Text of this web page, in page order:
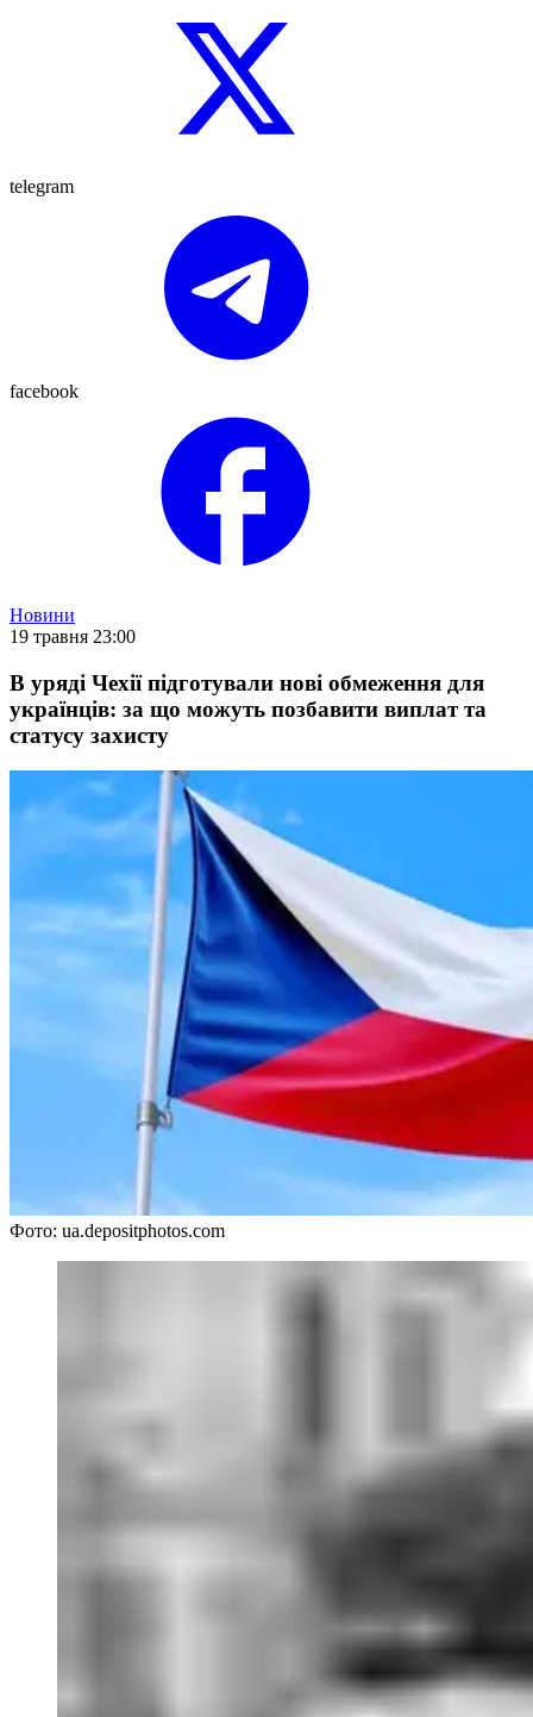
telegram
facebook
Новини
19 травня 23:00
В уряді Чехії підготували нові обмеження для
українців: за що можуть позбавити виплат та
статусу захисту
Фото: ua.depositphotos.com